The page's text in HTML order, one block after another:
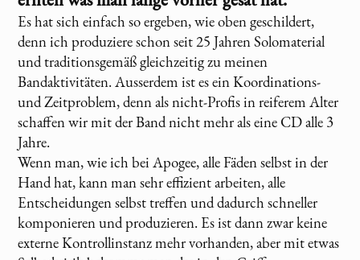
Es hat sich einfach so ergeben, wie oben geschildert,
denn ich produziere schon seit 25 Jahren Solomaterial
und traditionsgemäß gleichzeitig zu meinen
Bandaktivitäten. Ausserdem ist es ein Koordinations-
und Zeitproblem, denn als nicht-Profis in reiferem Alter
schaffen wir mit der Band nicht mehr als eine CD alle 3
Jahre.
Wenn man, wie ich bei Apogee, alle Fäden selbst in der
Hand hat, kann man sehr effizient arbeiten, alle
Entscheidungen selbst treffen und dadurch schneller
komponieren und produzieren. Es ist dann zwar keine
externe Kontrollinstanz mehr vorhanden, aber mit etwas